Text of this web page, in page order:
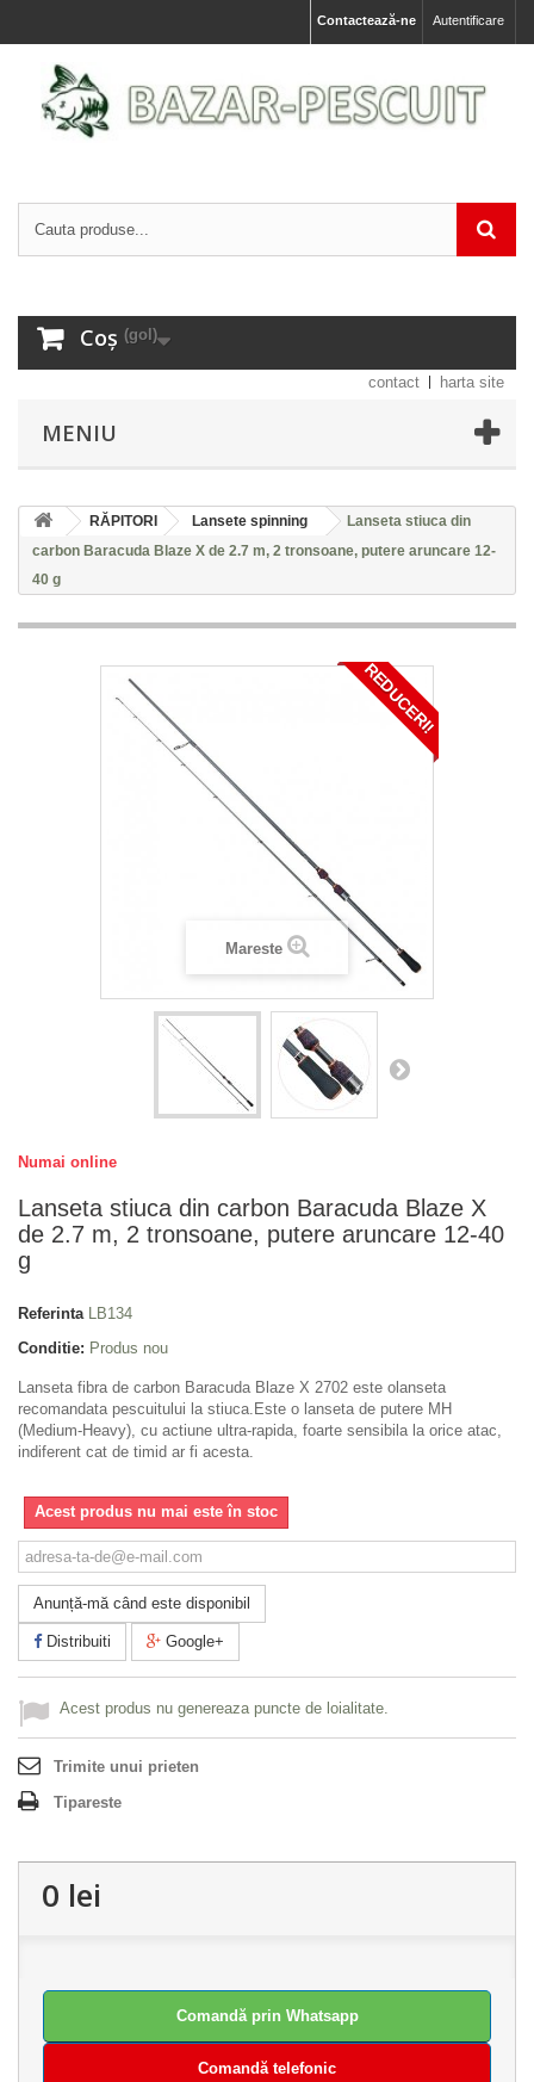
Autentificare
Contactează-ne
Coș (gol)
contact harta site
MENIU
RĂPITORI Lansete spinning
Lanseta stiuca din
carbon Baracuda Blaze X de 2.7 m, 2 tronsoane, putere aruncare 12-
40 g
REDUCERI!
Mareste
Numai online
Lanseta stiuca din carbon Baracuda Blaze X
de 2.7 m, 2 tronsoane, putere aruncare 12-40
g
Referinta
LB134
Conditie: Produs nou
Lanseta fibra de carbon Baracuda Blaze X 2702 este olanseta
recomandata pescuitului la stiuca.Este o lanseta de putere MH
(Medium-Heavy), cu actiune ultra-rapida, foarte sensibila la orice atac,
indiferent cat de timid ar fi acesta.
Acest produs nu mai este în stoc
Anunță-mă când este disponibil
Distribuiti Google+
Acest produs nu genereaza puncte de loialitate.
Trimite unui prieten
Tipareste
0 lei
Comandă prin Whatsapp
Comandă telefonic